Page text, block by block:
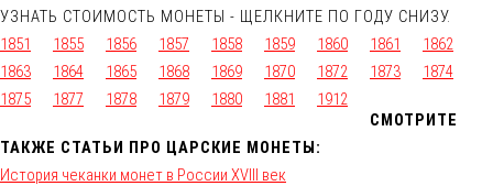
УЗНАТЬ СТОИМОСТЬ МОНЕТЫ - ЩЕЛКНИТЕ ПО ГОДУ СНИЗУ.
1851
1855 1856 1857 1858 1859 1860 1861
1862
1863
1864 1865 1868 1869 1870 1872 1873
1874
1875
1877 1878 1879 1880 1881
1912
СМОТРИТЕ
ТАКЖЕ СТАТЬИ ПРО ЦАРСКИЕ МОНЕТЫ:
История чеканки монет в России XVIII век